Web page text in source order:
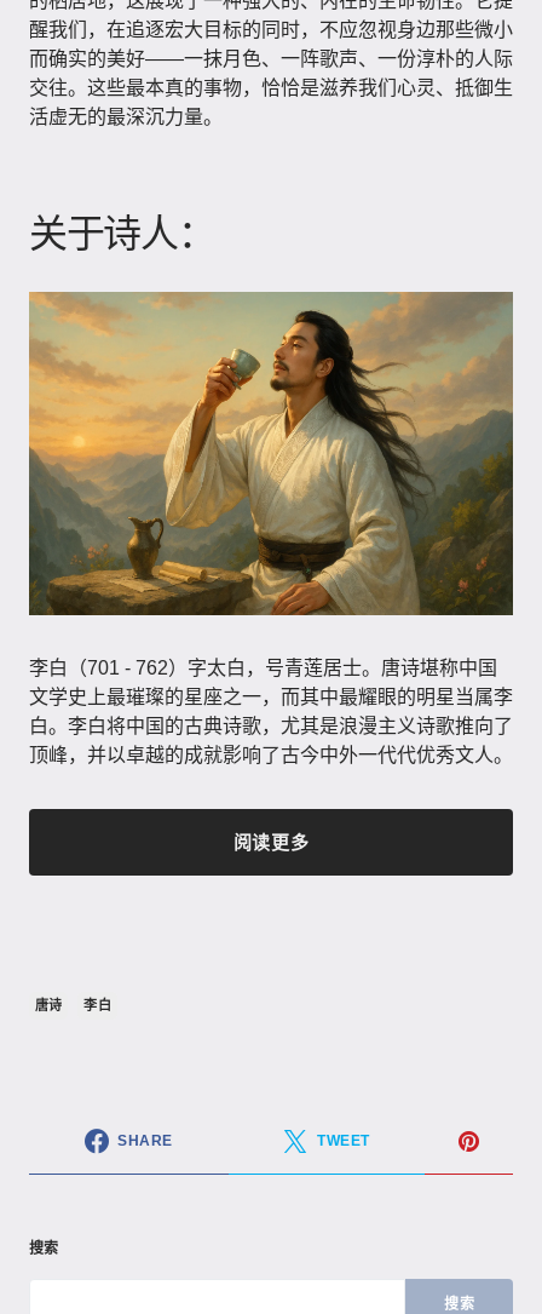
醒我们，在追逐宏大目标的同时，不应忽视身边那些微小
而确实的美好——一抹月色、一阵歌声、一份淳朴的人际
交往。这些最本真的事物，恰恰是滋养我们心灵、抵御生
活虚无的最深沉力量。
关于诗人：
李白（701 - 762）字太白，号青莲居士。唐诗堪称中国
文学史上最璀璨的星座之一，而其中最耀眼的明星当属李
白。李白将中国的古典诗歌，尤其是浪漫主义诗歌推向了
顶峰，并以卓越的成就影响了古今中外一代代优秀文人。
阅读更多
唐诗 李白
SHARE TWEET
搜索
搜索